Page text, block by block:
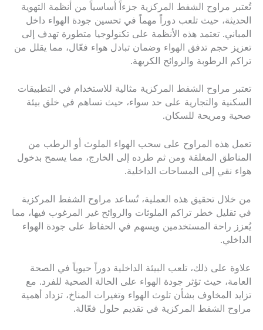
تُعتبر مراوح الشفط المركزية جزءاً أساسياً من أنظمة التهوية
الحديثة، حيث تلعب دوراً مهماً في تحسين جودة الهواء داخل
المباني. تعتمد هذه الأنظمة على تكنولوجيا متطورة تهدف إلى
تعزيز حجم تدفق الهواء وضمان تبادل هواء فعّال، مما يقلل من
تراكم الرطوبة والروائح الكريهة.
تعتبر مراوح الشفط المركزية مثالية للاستخدام في التطبيقات
السكنية والتجارية على حد سواء، حيث تساهم في خلق بيئة
صحية ومريحة للسكان.
تعمل هذه المراوح على سحب الهواء الملوث أو الرطب من
المناطق المغلقة ومن ثم طرده إلى الخارج، مما يسمح بدخول
هواء نقي إلى المساحات الداخلية.
من خلال تحقيق هذه العملية، تُساعد مراوح الشفط المركزية
في تقليل خطر تراكم الملوثات والروائح غير المرغوب فيها، مما
يُعزز راحة المستخدمين ويسهم في الحفاظ على جودة الهواء
الداخلي.
علاوة على ذلك، تلعب البيئة الداخلية دوراً حيوياً في الصحة
العامة، حيث تؤثر جودة الهواء على الحالة الصحية للفرد. مع
تزايد المخاوف بشأن تلوث الهواء وتغيرات المناخ، تزداد أهمية
مراوح الشفط المركزية في تقديم حلول فعّالة.